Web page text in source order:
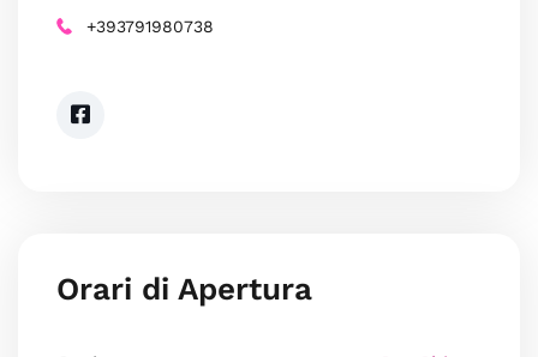
+393791980738
Orari di Apertura